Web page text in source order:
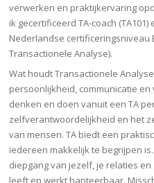
verwerken en praktijkervaring
ik gecertificeerd TA-coach
Nederlandse certificeringsniveau
Transactionele Analyse).
Wat houdt Transactionele
persoonlijkheid, communicatie
denken en doen vanuit een TA
zelfverantwoordelijkheid en het
van mensen. TA biedt een
iedereen makkelijk te begrijpen
diepgang van jezelf, je relaties
leeft en werkt hanteerbaar.